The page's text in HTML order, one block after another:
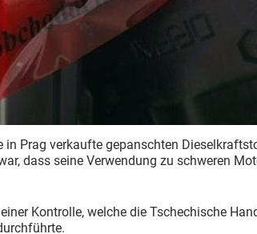
in Prag verkaufte gepanschten
dass seine Verwendung zu schweren
Kontrolle, welche die Tschechische